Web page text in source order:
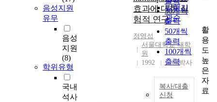
음성지원
유무
음성
지원
(8)
학위유형
국내
석사
발행기
관순
30개씩
출력
50개씩
출력
100개씩
출력
효과에 대한 실
험적 연구
정영섭
서울대학교 대학
원
1992
국내박사
복사/대출
신청
활
용
도
높
은
자
료